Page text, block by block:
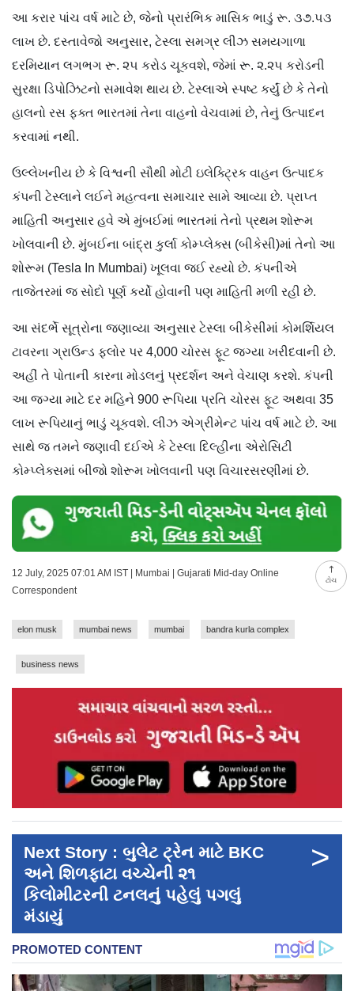
ટોચ
આ કરાર પાંચ વર્ષ માટે છે, જેનો પ્રારંભિક માસિક ભાડું રૂ. ૩૭.૫૩
લાખ છે. દસ્તાવેજો અનુસાર, ટેસ્લા સમગ્ર લીઝ સમયગાળા
દરમિયાન લગભગ રૂ. ૨૫ કરોડ ચૂકવશે, જેમાં રૂ. ૨.૨૫ કરોડની
સુરક્ષા ડિપોઝિટનો સમાવેશ થાય છે. ટેસ્લાએ સ્પષ્ટ કર્યું છે કે તેનો
હાલનો રસ ફક્ત ભારતમાં તેના વાહનો વેચવામાં છે, તેનું ઉત્પાદન
કરવામાં નથી.
ઉલ્લેખનીય છે કે વિશ્વની સૌથી મોટી ઇલેક્ટ્રિક વાહન ઉત્પાદક
કંપની ટેસ્લાને લઈને મહત્વના સમાચાર સામે આવ્યા છે. પ્રાપ્ત
માહિતી અનુસાર હવે એ મુંબઈમાં ભારતમાં તેનો પ્રથમ શોરૂમ
ખોલવાની છે. મુંબઈના બાંદ્રા કુર્લા કોમ્પ્લેક્સ (બીકેસી)માં તેનો આ
શોરૂમ (Tesla In Mumbai) ખૂલવા જઈ રહ્યો છે. કંપનીએ
તાજેતરમાં જ સોદો પૂર્ણ કર્યો હોવાની પણ માહિતી મળી રહી છે.
આ સંદર્ભે સૂત્રોના જણાવ્યા અનુસાર ટેસ્લા બીકેસીમાં કોમર્શિયલ
ટાવરના ગ્રાઉન્ડ ફ્લોર પર 4,000 ચોરસ ફૂટ જગ્યા ખરીદવાની છે.
અહીં તે પોતાની કારના મોડલનું પ્રદર્શન અને વેચાણ કરશે. કંપની
આ જગ્યા માટે દર મહિને 900 રૂપિયા પ્રતિ ચોરસ ફૂટ અથવા 35
લાખ રૂપિયાનું ભાડું ચૂકવશે. લીઝ એગ્રીમેન્ટ પાંચ વર્ષ માટે છે. આ
સાથે જ તમને જણાવી દઈએ કે ટેસ્લા દિલ્હીના એરોસિટી
કોમ્પ્લેક્સમાં બીજો શોરૂમ ખોલવાની પણ વિચારસરણીમાં છે.
12 July, 2025 07:01 AM IST | Mumbai | Gujarati Mid-day Online
Correspondent
elon musk mumbai news mumbai bandra kurla complex
business news
Next Story : બુલેટ ટ્રેન માટે BKC
અને શિળફાટા વચ્ચેની ૨૧
કિલોમીટરની ટનલનું પહેલું પગલું
મંડાયું
>